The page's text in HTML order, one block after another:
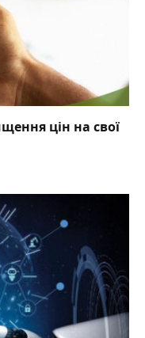
цін на свої